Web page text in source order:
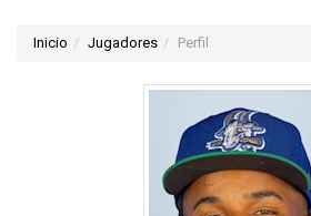
Inicio Jugadores Perfil